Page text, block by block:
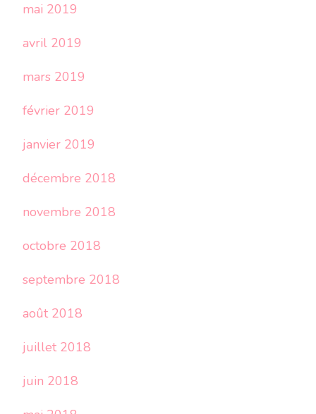
mai 2019
avril 2019
mars 2019
février 2019
janvier 2019
décembre 2018
novembre 2018
octobre 2018
septembre 2018
août 2018
juillet 2018
juin 2018